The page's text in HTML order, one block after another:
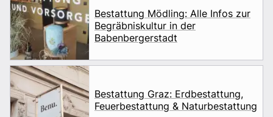
Bestattung Mödling: Alle Infos zur
Begräbniskultur in der
Babenbergerstadt
Bestattung Graz: Erdbestattung,
Feuerbestattung & Naturbestattung